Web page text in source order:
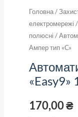
Головна/
електромережі /
полюсні /
Ампер тип «C»
«Easy9»
170,00₴